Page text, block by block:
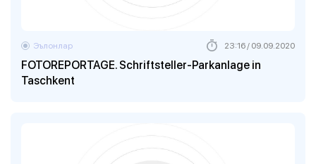
FOTOREPORTAGE. Schriftsteller-Parkanlage in
Taschkent
Эълонлар 23:16 / 09.09.2020